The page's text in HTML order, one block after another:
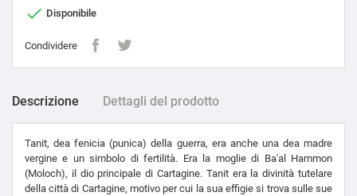
 Disponibile
Condividere
Descrizione Dettagli del prodotto
Tanit, dea fenicia (punica) della guerra, era anche una dea madre
vergine e un simbolo di fertilità. Era la moglie di Ba'al Hammon
(Moloch), il dio principale di Cartagine. Tanit era la divinità tutelare
della città di Cartagine, motivo per cui la sua effigie si trova sulle sue